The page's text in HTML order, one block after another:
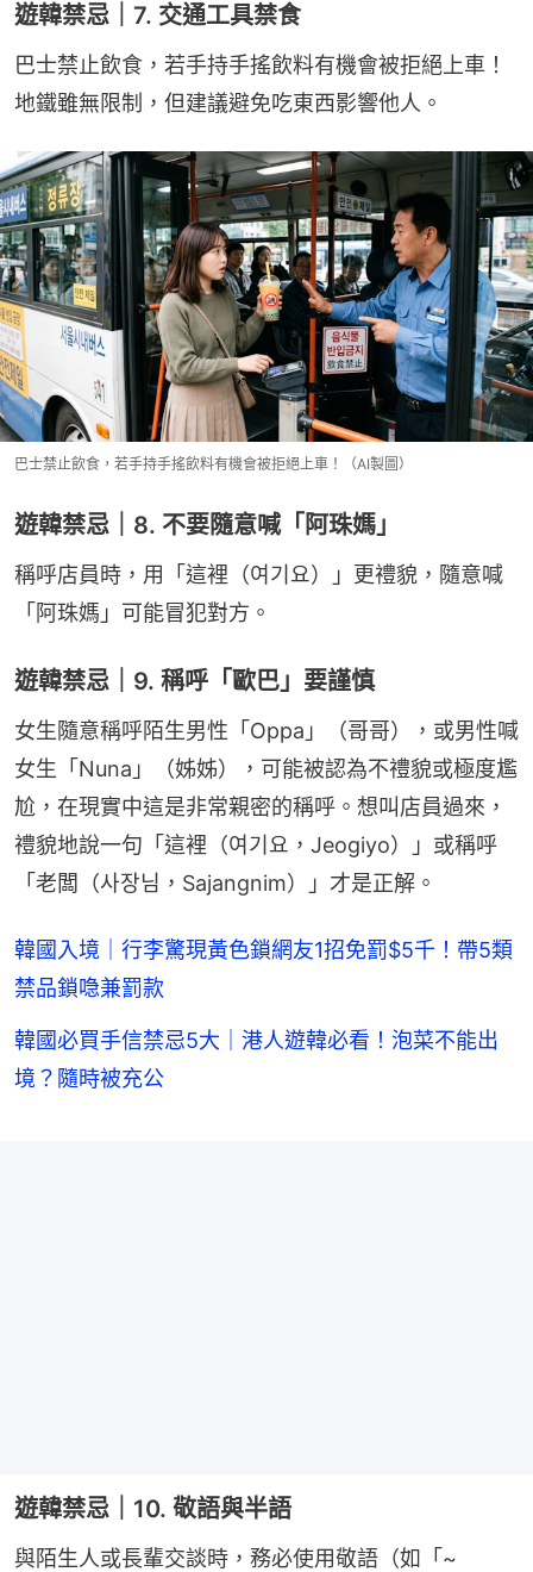
遊韓禁忌｜7. 交通工具禁食
巴士禁止飲食，若手持手搖飲料有機會被拒絕上車！
地鐵雖無限制，但建議避免吃東西影響他人。
巴士禁止飲食，若手持手搖飲料有機會被拒絕上車！（AI製圖）
遊韓禁忌｜8. 不要隨意喊「阿珠媽」
稱呼店員時，用「這裡（여기요）」更禮貌，隨意喊
「阿珠媽」可能冒犯對方。
遊韓禁忌｜9. 稱呼「歐巴」要謹慎
女生隨意稱呼陌生男性「Oppa」（哥哥），或男性喊
女生「Nuna」（姊姊），可能被認為不禮貌或極度尷
尬，在現實中這是非常親密的稱呼。想叫店員過來，
禮貌地說一句「這裡（여기요，Jeogiyo）」或稱呼
「老闆（사장님，Sajangnim）」才是正解。
韓國入境｜行李驚現黃色鎖網友1招免罰$5千！帶5類
禁品鎖喼兼罰款
韓國必買手信禁忌5大｜港人遊韓必看！泡菜不能出
境？隨時被充公
遊韓禁忌｜10. 敬語與半語
與陌生人或長輩交談時，務必使用敬語（如「~